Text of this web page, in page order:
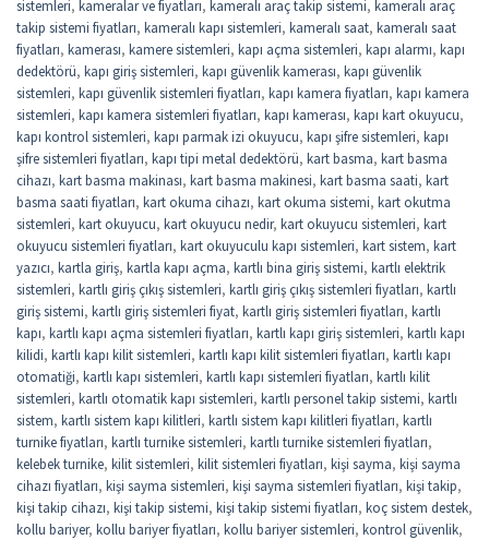
sistemleri, kameralar ve fiyatları, kameralı araç takip sistemi, kameralı araç
takip sistemi fiyatları, kameralı kapı sistemleri, kameralı saat, kameralı saat
fiyatları, kamerası, kamere sistemleri, kapı açma sistemleri, kapı alarmı, kapı
dedektörü, kapı giriş sistemleri, kapı güvenlik kamerası, kapı güvenlik
sistemleri, kapı güvenlik sistemleri fiyatları, kapı kamera fiyatları, kapı kamera
sistemleri, kapı kamera sistemleri fiyatları, kapı kamerası, kapı kart okuyucu,
kapı kontrol sistemleri, kapı parmak izi okuyucu, kapı şifre sistemleri, kapı
şifre sistemleri fiyatları, kapı tipi metal dedektörü, kart basma, kart basma
cihazı, kart basma makinası, kart basma makinesi, kart basma saati, kart
basma saati fiyatları, kart okuma cihazı, kart okuma sistemi, kart okutma
sistemleri, kart okuyucu, kart okuyucu nedir, kart okuyucu sistemleri, kart
okuyucu sistemleri fiyatları, kart okuyuculu kapı sistemleri, kart sistem, kart
yazıcı, kartla giriş, kartla kapı açma, kartlı bina giriş sistemi, kartlı elektrik
sistemleri, kartlı giriş çıkış sistemleri, kartlı giriş çıkış sistemleri fiyatları, kartlı
giriş sistemi, kartlı giriş sistemleri fiyat, kartlı giriş sistemleri fiyatları, kartlı
kapı, kartlı kapı açma sistemleri fiyatları, kartlı kapı giriş sistemleri, kartlı kapı
kilidi, kartlı kapı kilit sistemleri, kartlı kapı kilit sistemleri fiyatları, kartlı kapı
otomatiği, kartlı kapı sistemleri, kartlı kapı sistemleri fiyatları, kartlı kilit
sistemleri, kartlı otomatik kapı sistemleri, kartlı personel takip sistemi, kartlı
sistem, kartlı sistem kapı kilitleri, kartlı sistem kapı kilitleri fiyatları, kartlı
turnike fiyatları, kartlı turnike sistemleri, kartlı turnike sistemleri fiyatları,
kelebek turnike, kilit sistemleri, kilit sistemleri fiyatları, kişi sayma, kişi sayma
cihazı fiyatları, kişi sayma sistemleri, kişi sayma sistemleri fiyatları, kişi takip,
kişi takip cihazı, kişi takip sistemi, kişi takip sistemi fiyatları, koç sistem destek,
kollu bariyer, kollu bariyer fiyatları, kollu bariyer sistemleri, kontrol güvenlik,